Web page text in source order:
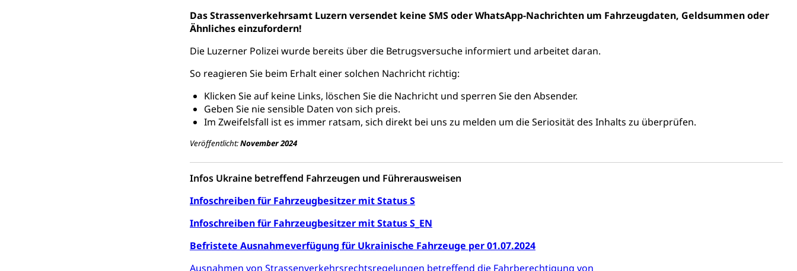
Das Strassenverkehrsamt Luzern versendet keine SMS oder WhatsApp-Nachrichten um Fahrzeugdaten, Geldsummen oder
Ähnliches einzufordern!
Die Luzerner Polizei wurde bereits über die Betrugsversuche informiert und arbeitet daran.
So reagieren Sie beim Erhalt einer solchen Nachricht richtig:
Klicken Sie auf keine Links, löschen Sie die Nachricht und sperren Sie den Absender.
Geben Sie nie sensible Daten von sich preis.
Im Zweifelsfall ist es immer ratsam, sich direkt bei uns zu melden um die Seriosität des Inhalts zu überprüfen.
Veröffentlicht:November 2024
Infos Ukraine betreffend Fahrzeugen und Führerausweisen
Infoschreiben für Fahrzeugbesitzer mit Status S
Infoschreiben für Fahrzeugbesitzer mit Status S_EN
Befristete Ausnahmeverfügung für Ukrainische Fahrzeuge per 01.07.2024
Ausnahmen von Strassenverkehrsrechtsregelungen betreffend die Fahrberechtigung von